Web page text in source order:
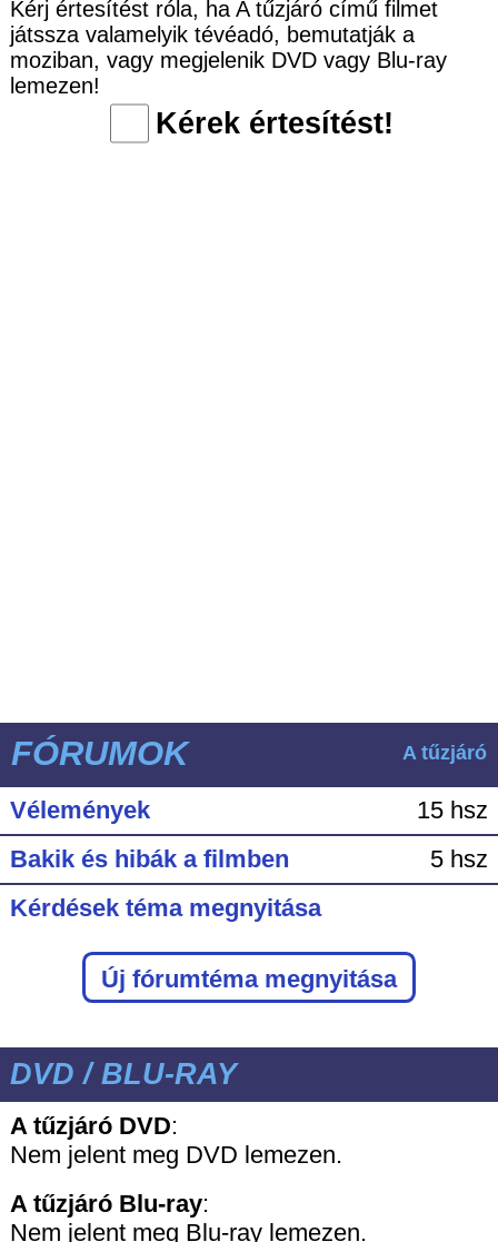
Kérj értesítést róla, ha A tűzjáró című filmet
játssza valamelyik tévéadó, bemutatják a
moziban, vagy megjelenik DVD vagy Blu-ray
lemezen!
Kérek értesítést!
FÓRUMOK A tűzjáró
Vélemények
15 hsz
Bakik és hibák a filmben
5 hsz
Kérdések téma megnyitása
Új fórumtéma megnyitása
DVD / BLU-RAY
A tűzjáró DVD:
Nem jelent meg DVD lemezen.
A tűzjáró Blu-ray:
Nem jelent meg Blu-ray lemezen.